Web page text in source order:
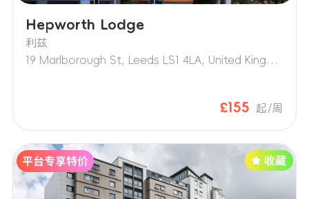
Hepworth Lodge
利兹
£155 起/周